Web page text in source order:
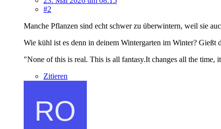
#2
Manche Pflanzen sind echt schwer zu überwintern, weil sie
Wie kühl ist es denn in deinem Wintergarten im Winter? Gießt
"None of this is real. This is all fantasy.It changes all the time,
Zitieren